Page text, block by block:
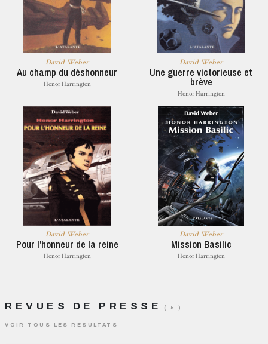
David Weber
Au champ du déshonneur
Honor Harrington
David Weber
Une guerre victorieuse et
brève
Honor Harrington
David Weber
Pour l'honneur de la reine
Honor Harrington
David Weber
Mission Basilic
Honor Harrington
REVUES DE PRESSE ( 5 )
VOIR TOUS LES RÉSULTATS